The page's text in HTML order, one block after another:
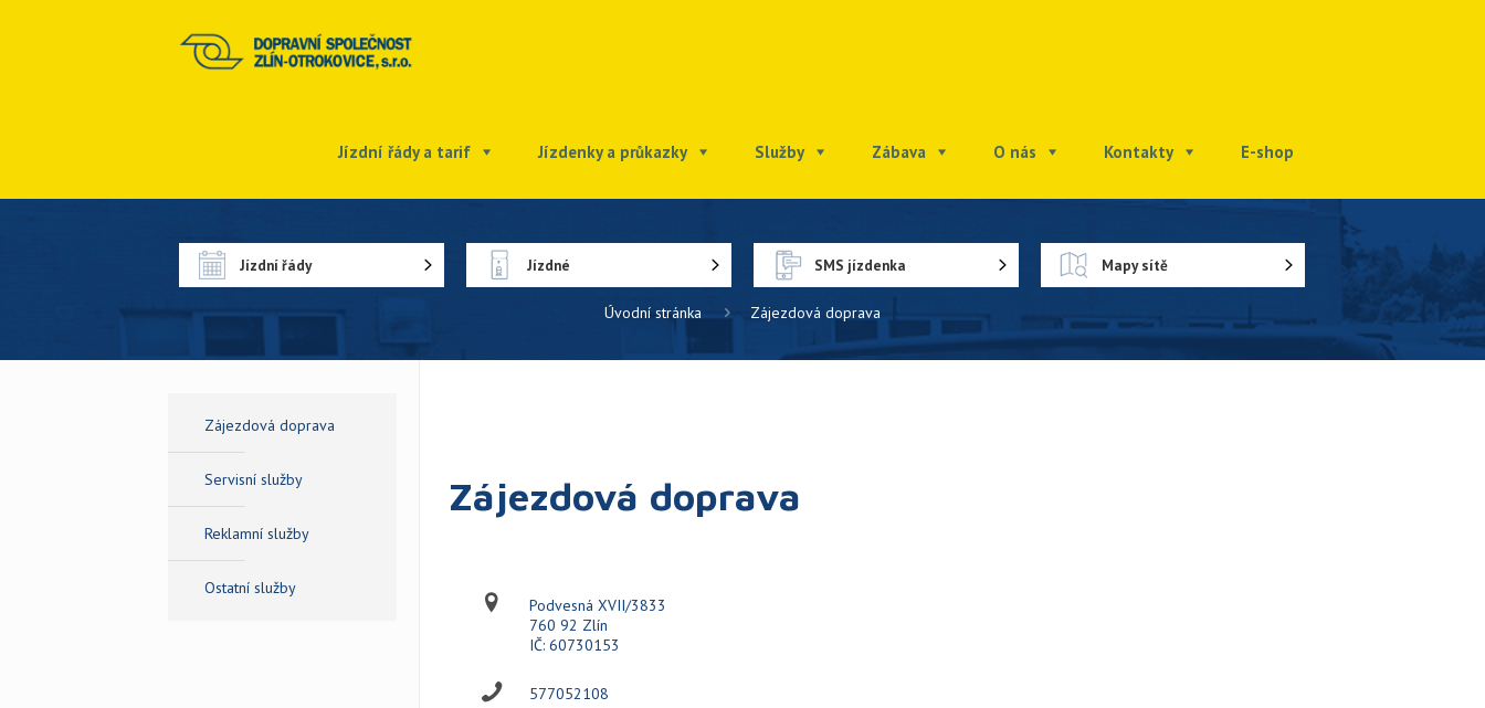
Jízdní řády a tarif Jízdenky a průkazky Služby Zábava O nás Kontakty E-shop
Jízdní řády Jízdné SMS jízdenka Mapy sítě
Úvodní stránka Zájezdová doprava
Zájezdová doprava
Podvesná XVII/3833
760 92 Zlín
IČ: 60730153
577052108
Zájezdová doprava
Servisní služby
Reklamní služby
Ostatní služby